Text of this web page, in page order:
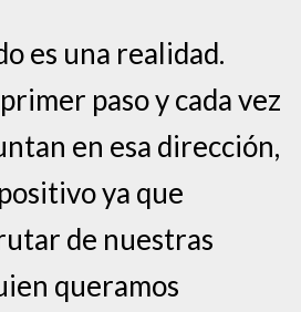
es una realidad.
paso y cada vez
en esa dirección,
ya que
de nuestras
queramos